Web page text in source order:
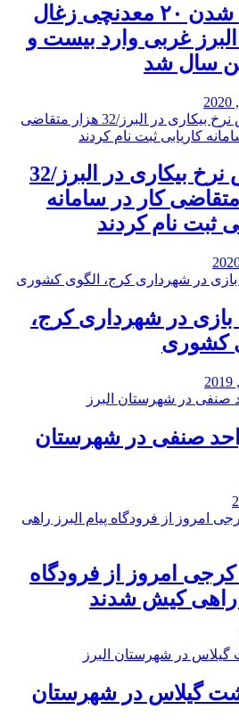
کشته شدن ۲۰ معدنچی زغال
غربی وارد بیست و
سال شد
کاهش نرخ بیکاری در البرز/32
کار در سامانه
ثبت نام کردند
بازی در شهرداری کرج،
کشوری
۶ واحد صنفی در شهرستان
امروز از فرودگاه
راهی کیش شدند
گیلاس در شهرستان